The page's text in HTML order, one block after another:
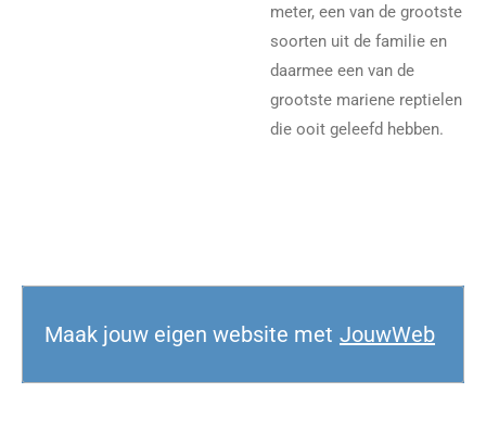
meter, een van de grootste
soorten uit de familie en
daarmee een van de
grootste mariene reptielen
die ooit geleefd hebben.
Maak jouw eigen website met JouwWeb